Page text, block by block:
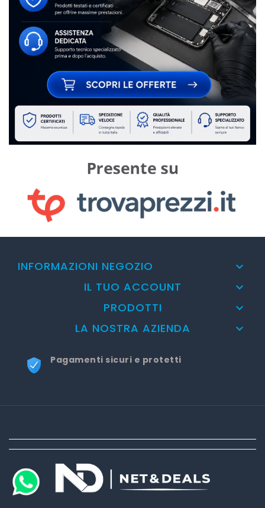
INFORMAZIONI NEGOZIO 
IL TUO ACCOUNT 
PRODOTTI 
LA NOSTRA AZIENDA 
Pagamenti sicuri e protetti